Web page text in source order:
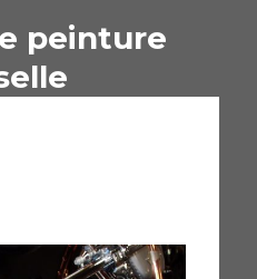
peinture